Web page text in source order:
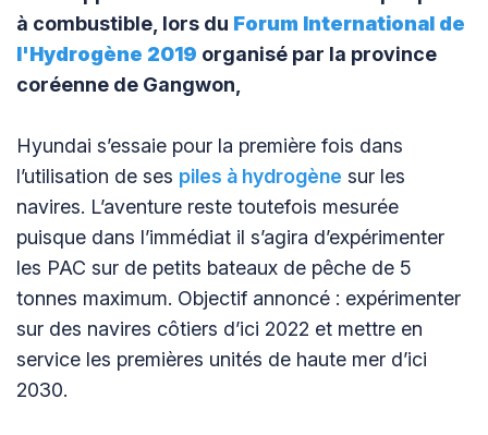
à combustible, lors du Forum International de
l'Hydrogène 2019 organisé par la province
coréenne de Gangwon,
Hyundai s’essaie pour la première fois dans
l’utilisation de ses piles à hydrogène sur les
navires. L’aventure reste toutefois mesurée
puisque dans l’immédiat il s’agira d’expérimenter
les PAC sur de petits bateaux de pêche de 5
tonnes maximum. Objectif annoncé : expérimenter
sur des navires côtiers d’ici 2022 et mettre en
service les premières unités de haute mer d’ici
2030.